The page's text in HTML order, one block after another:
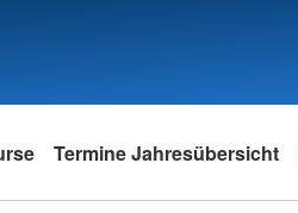
Termine Jahresübersicht